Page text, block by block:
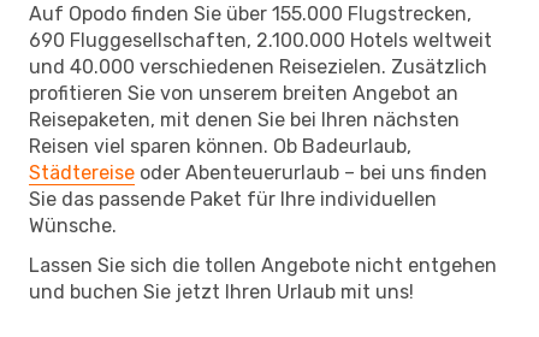
Auf Opodo finden Sie über 155.000 Flugstrecken,
690 Fluggesellschaften, 2.100.000 Hotels weltweit
und 40.000 verschiedenen Reisezielen. Zusätzlich
profitieren Sie von unserem breiten Angebot an
Reisepaketen, mit denen Sie bei Ihren nächsten
Reisen viel sparen können. Ob Badeurlaub,
Städtereise oder Abenteuerurlaub – bei uns finden
Sie das passende Paket für Ihre individuellen
Wünsche.
Lassen Sie sich die tollen Angebote nicht entgehen
und buchen Sie jetzt Ihren Urlaub mit uns!